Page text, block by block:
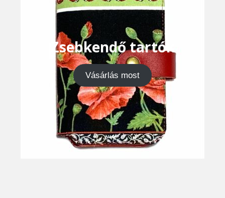
Zsebkendő tartók
Vásárlás most